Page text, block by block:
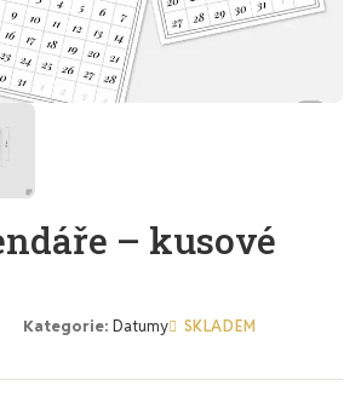
– kusové
Kategorie Datumy SKLADEM